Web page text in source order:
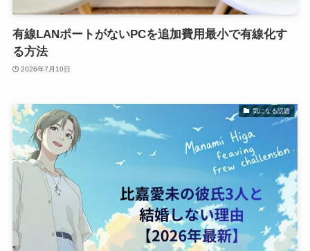
有線LANポートがないPCを追加費用最小で有線化す
る方法
2026年7月10日
気になる話題